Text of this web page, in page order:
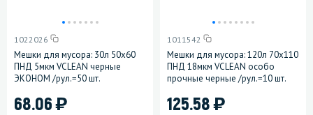
1022026
Мешки для мусора: 30л 50х60
ПНД 5мкм VCLEAN черные
ЭКОНОМ /рул.=50 шт.
68.06)
1011542
Мешки для мусора: 120л 70х110
ПНД 18мкм VCLEAN особо
прочные черные /рул.=10 шт.
125.58)